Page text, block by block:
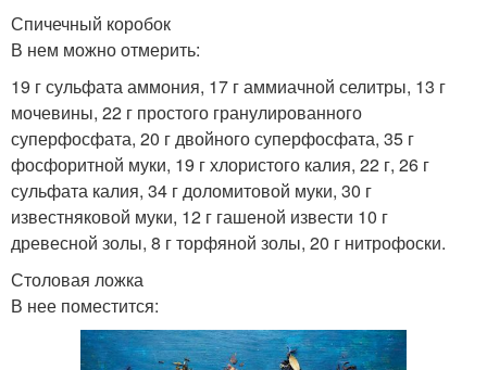
Спичечный коробок
В нем можно отмерить:
19 г сульфата аммония, 17 г аммиачной селитры, 13 г
мочевины, 22 г простого гранулированного
суперфосфата, 20 г двойного суперфосфата, 35 г
фосфоритной муки, 19 г хлористого калия, 22 г, 26 г
сульфата калия, 34 г доломитовой муки, 30 г
известняковой муки, 12 г гашеной извести 10 г
древесной золы, 8 г торфяной золы, 20 г нитрофоски.
Столовая ложка
В нее поместится: